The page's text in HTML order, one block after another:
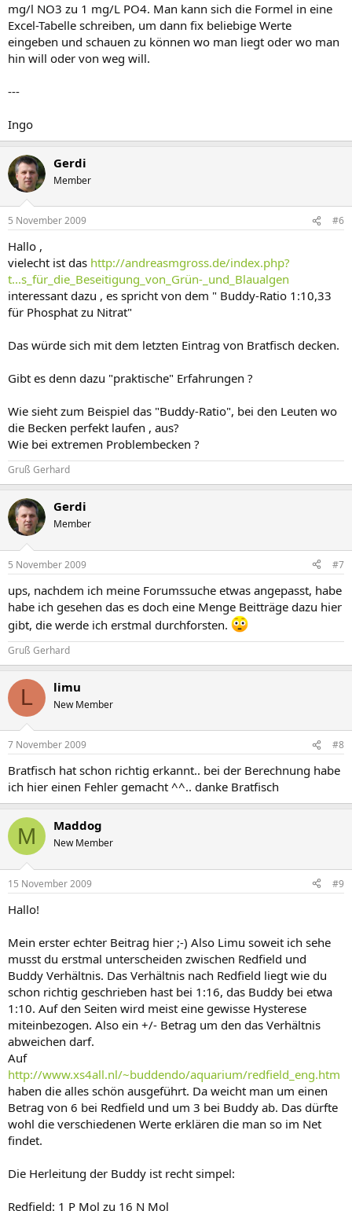
mg/l NO3 zu 1 mg/L PO4. Man kann sich die Formel in eine
Excel-Tabelle schreiben, um dann fix beliebige Werte
eingeben und schauen zu können wo man liegt oder wo man
hin will oder von weg will.
---
Ingo
Gerdi
Member
5 November 2009 #6
Hallo ,
vielecht ist das http://andreasmgross.de/index.php?
t...s_für_die_Beseitigung_von_Grün-_und_Blaualgen
interessant dazu , es spricht von dem " Buddy-Ratio 1:10,33
für Phosphat zu Nitrat"
Das würde sich mit dem letzten Eintrag von Bratfisch decken.
Gibt es denn dazu "praktische" Erfahrungen ?
Wie sieht zum Beispiel das "Buddy-Ratio", bei den Leuten wo
die Becken perfekt laufen , aus?
Wie bei extremen Problembecken ?
Gruß Gerhard
Gerdi
Member
5 November 2009 #7
ups, nachdem ich meine Forumssuche etwas angepasst, habe
habe ich gesehen das es doch eine Menge Beitträge dazu hier
gibt, die werde ich erstmal durchforsten.
Gruß Gerhard
L limu
New Member
7 November 2009 #8
Bratfisch hat schon richtig erkannt.. bei der Berechnung habe
ich hier einen Fehler gemacht ^^.. danke Bratfisch
M Maddog
New Member
15 November 2009 #9
Hallo!
Mein erster echter Beitrag hier ;-) Also Limu soweit ich sehe
musst du erstmal unterscheiden zwischen Redfield und
Buddy Verhältnis. Das Verhältnis nach Redfield liegt wie du
schon richtig geschrieben hast bei 1:16, das Buddy bei etwa
1:10. Auf den Seiten wird meist eine gewisse Hysterese
miteinbezogen. Also ein +/- Betrag um den das Verhältnis
abweichen darf.
Auf
http://www.xs4all.nl/~buddendo/aquarium/redfield_eng.htm
haben die alles schön ausgeführt. Da weicht man um einen
Betrag von 6 bei Redfield und um 3 bei Buddy ab. Das dürfte
wohl die verschiedenen Werte erklären die man so im Net
findet.
Die Herleitung der Buddy ist recht simpel:
Redfield: 1 P Mol zu 16 N Mol